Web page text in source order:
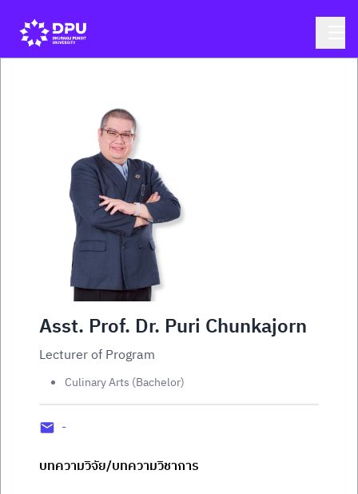
Asst. Prof. Dr. Puri Chunkajorn
Lecturer of Program
Culinary Arts (Bachelor)
-
บทความวิจัย/บทความวิชาการ